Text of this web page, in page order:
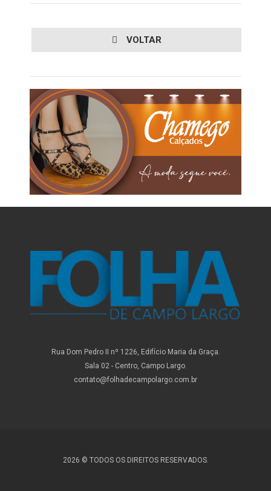
VOLTAR
Rua Dom Pedro II nº 1226, Edifício Maria da Graça.
Sala 02 - Centro, Campo Largo.
contato@folhadecampolargo.com.br
2026 © TODOS OS DIREITOS RESERVADOS.